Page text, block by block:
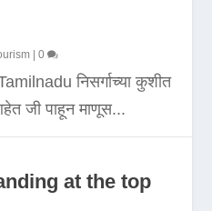
|0
निसर्गाच्या कुशीत
जी पाहून माणूस...
at the top